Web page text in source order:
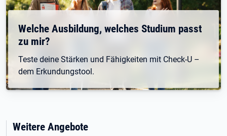
Welche Ausbildung, welches Studium passt
zu mir?
Teste deine Stärken und Fähigkeiten mit Check-U –
dem Erkundungstool.
Weitere Angebote